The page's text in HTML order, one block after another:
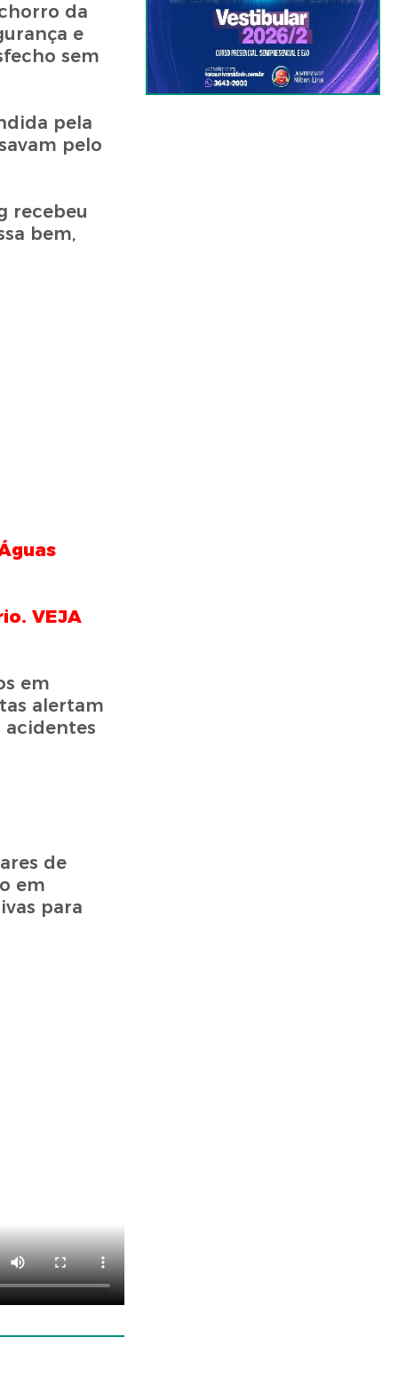
da
e
sem
pela
pelo
recebeu
bem,
VEJA
em
alertam
acidentes
de
em
para